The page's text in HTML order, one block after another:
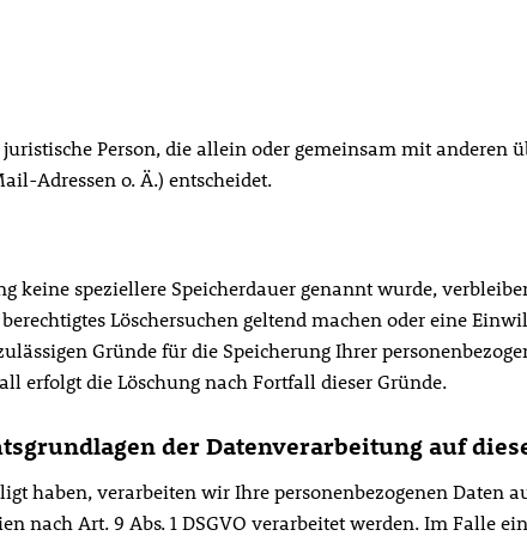
Person, die allein oder gemeinsam mit anderen
Adressen o. Ä.) entscheidet.
keine speziellere Speicherdauer genannt wurde,
Löschersuchen geltend machen oder eine
Gründe für die Speicherung Ihrer
erfolgt die Löschung nach Fortfall dieser Gründe.
der Datenverarbeitung auf
haben, verarbeiten wir Ihre personenbezogenen Daten
nach Art. 9 Abs. 1 DSGVO verarbeitet werden. Im